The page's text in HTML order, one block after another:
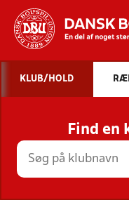
STILLINGER,
KLUB/HOLD
Find en